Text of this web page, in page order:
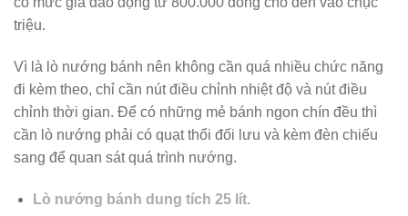
triệu.
Vì là lò nướng bánh nên không cần quá nhiều chức năng
đi kèm theo, chỉ cần nút điều chỉnh nhiệt độ và nút điều
chỉnh thời gian. Để có những mẻ bánh ngon chín đều thì
cần lò nướng phải có quạt thổi đối lưu và kèm đèn chiếu
sang để quan sát quá trình nướng.
Lò nướng bánh dung tích 25 lít.